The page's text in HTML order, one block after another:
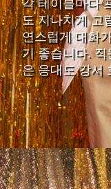
각 테이블마다
도 지나치게 고
연스럽게 대화
기 좋습니다.
은 응대도 강서